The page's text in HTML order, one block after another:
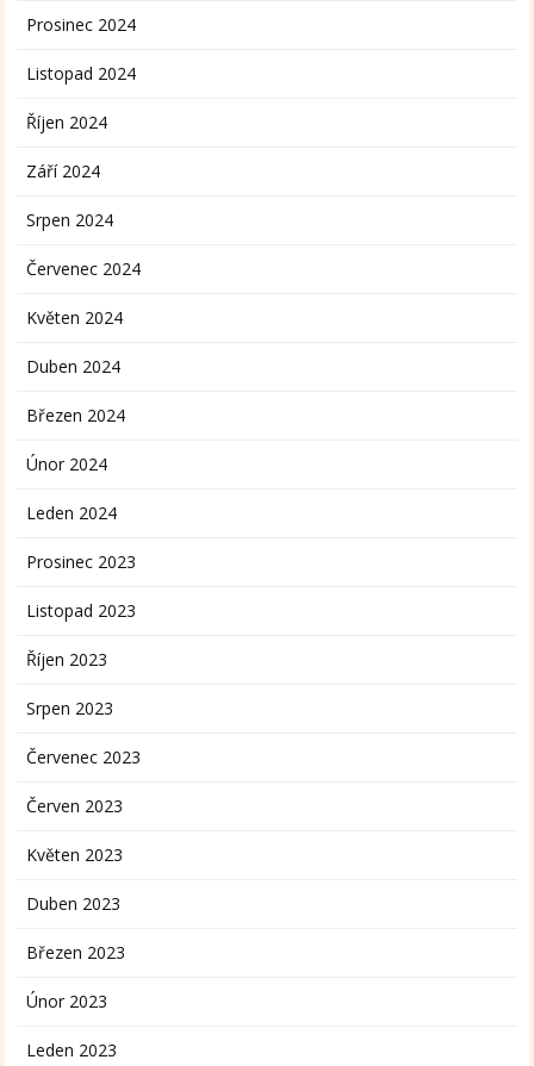
Prosinec 2024
Listopad 2024
Říjen 2024
Září 2024
Srpen 2024
Červenec 2024
Květen 2024
Duben 2024
Březen 2024
Únor 2024
Leden 2024
Prosinec 2023
Listopad 2023
Říjen 2023
Srpen 2023
Červenec 2023
Červen 2023
Květen 2023
Duben 2023
Březen 2023
Únor 2023
Leden 2023